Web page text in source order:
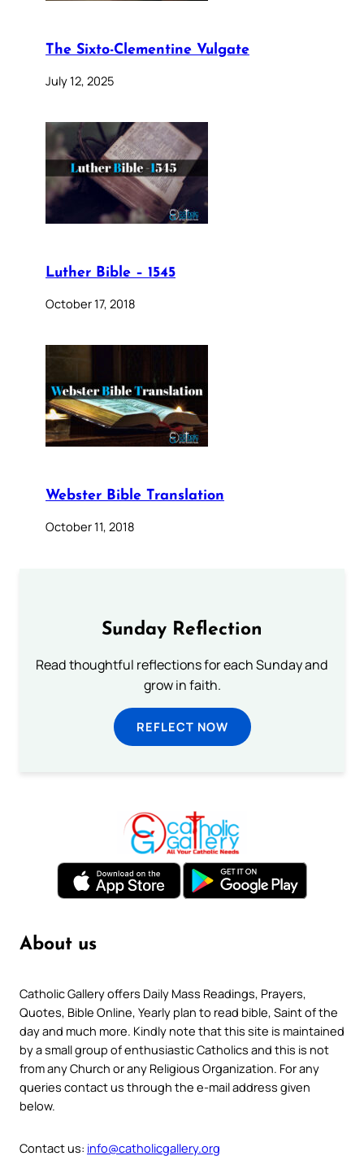
The Sixto-Clementine Vulgate
July 12, 2025
Luther Bible – 1545
October 17, 2018
Webster Bible Translation
October 11, 2018
Sunday Reflection
Read thoughtful reflections for each Sunday and
grow in faith.
REFLECT NOW
About us
Catholic Gallery offers Daily Mass Readings, Prayers,
Quotes, Bible Online, Yearly plan to read bible, Saint of the
day and much more. Kindly note that this site is maintained
by a small group of enthusiastic Catholics and this is not
from any Church or any Religious Organization. For any
queries contact us through the e-mail address given
below.
Contact us: info@catholicgallery.org